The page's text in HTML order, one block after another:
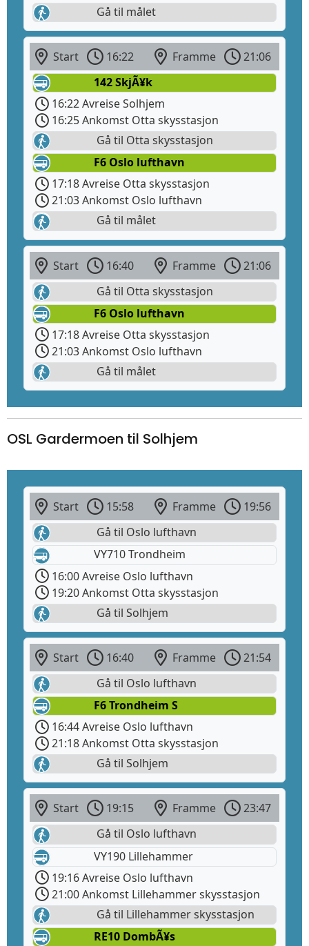
Gå til målet
Start 16:22 Framme
21:06
142 SkjÃ¥k
16:22 Avreise Solhjem
16:25 Ankomst Otta skysstasjon
Gå til Otta skysstasjon
F6 Oslo lufthavn
17:18 Avreise Otta skysstasjon
21:03 Ankomst Oslo lufthavn
Gå til målet
Start 16:40 Framme
21:06
Gå til Otta skysstasjon
F6 Oslo lufthavn
17:18 Avreise Otta skysstasjon
21:03 Ankomst Oslo lufthavn
Gå til målet
OSL Gardermoen til Solhjem
Start 15:58 Framme
19:56
Gå til Oslo lufthavn
VY710 Trondheim
16:00 Avreise Oslo lufthavn
19:20 Ankomst Otta skysstasjon
Gå til Solhjem
Start 16:40 Framme
21:54
Gå til Oslo lufthavn
F6 Trondheim S
16:44 Avreise Oslo lufthavn
21:18 Ankomst Otta skysstasjon
Gå til Solhjem
Start 19:15 Framme
23:47
Gå til Oslo lufthavn
VY190 Lillehammer
19:16 Avreise Oslo lufthavn
21:00 Ankomst Lillehammer skysstasjon
Gå til Lillehammer skysstasjon
RE10 DombÃ¥s